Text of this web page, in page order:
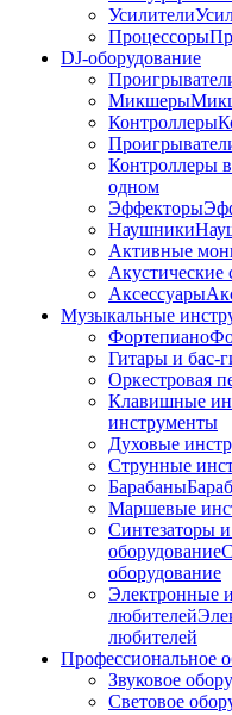
Усилители
Процессоры
DJ-оборудование
Микшеры
Контроллеры
Контроллеры
одном
Эффекторы
Наушники
Активные
Акустические
Аксессуары
Музыкальные
Фортепиано
Гитары и бас-
Оркестровая
Клавишные
инструменты
Духовые
Струнные
Барабаны
Маршевые
Синтезаторы
оборудование
оборудование
Электронные
любителей
любителей
Профессиональное
Звуковое
Световое